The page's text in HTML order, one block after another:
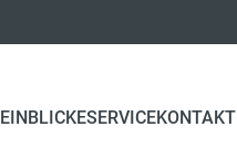
EINBLICKESERVICEKONTAKT